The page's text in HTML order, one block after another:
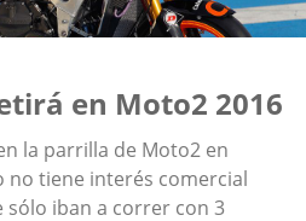
en Moto2 2016
la parrilla de Moto2 en
no tiene interés comercial
sólo iban a correr con 3